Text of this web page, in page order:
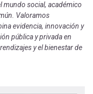
mundo social, académico
Valoramos
evidencia, innovación y
pública y privada en
y el bienestar de